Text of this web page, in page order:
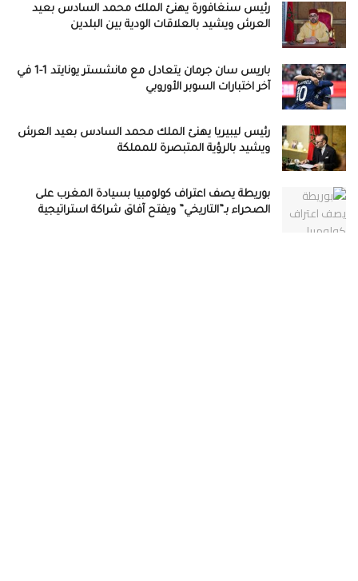
رئيس سنغافورة يهنئ الملك محمد السادس بعيد
العرش ويشيد بالعلاقات الودية بين البلدين
باريس سان جرمان يتعادل مع مانشستر يونايتد 1-1 في
آخر اختبارات السوبر الأوروبي
رئيس ليبيريا يهنئ الملك محمد السادس بعيد العرش
ويشيد بالرؤية المتبصرة للمملكة
بوريطة يصف اعتراف كولومبيا بسيادة المغرب على
الصحراء بـ”التاريخي” ويفتح آفاق شراكة استراتيجية